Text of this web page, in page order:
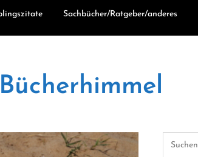
Sachbücher/Ratgeber/anderes
Suchen